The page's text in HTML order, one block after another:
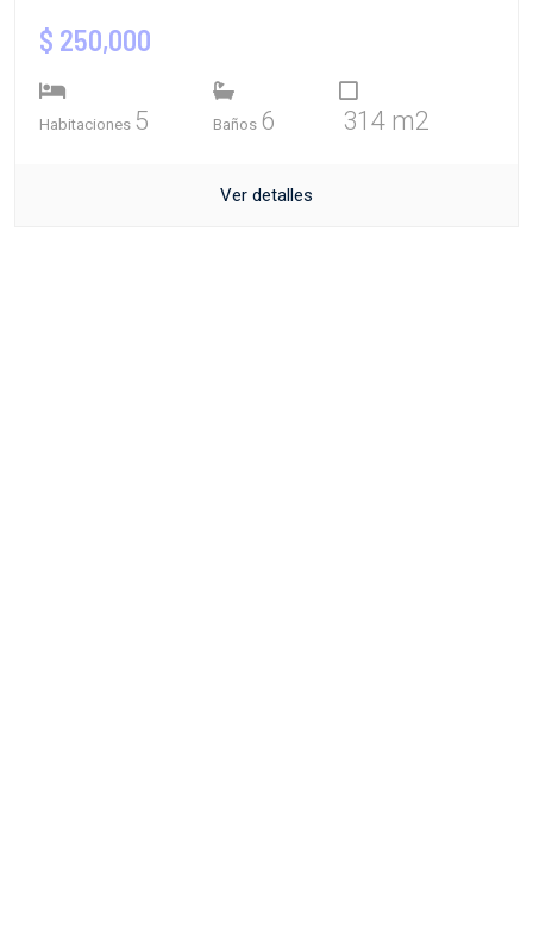
$ 250,000
Habitaciones 5 Baños 6 314 m2
Ver detalles